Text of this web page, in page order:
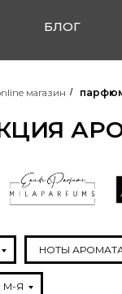
БЛОГ
магазин /
НОТЫ
М-Я